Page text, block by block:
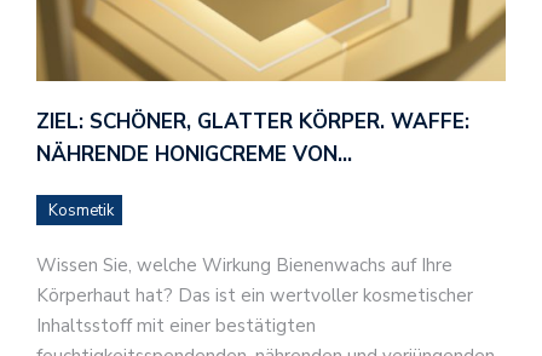
ZIEL: SCHÖNER, GLATTER KÖRPER. WAFFE:
NÄHRENDE HONIGCREME VON…
Kosmetik
Wissen Sie, welche Wirkung Bienenwachs auf Ihre
Körperhaut hat? Das ist ein wertvoller kosmetischer
Inhaltsstoff mit einer bestätigten